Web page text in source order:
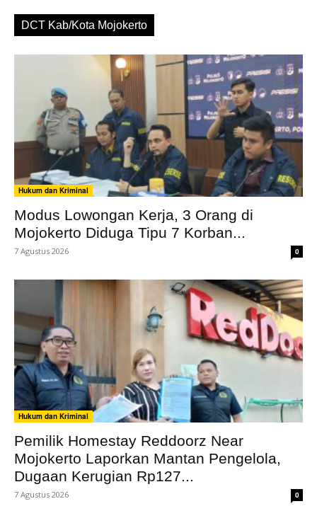
DCT Kab/Kota Mojokerto
Hukum dan Kriminal
Modus Lowongan Kerja, 3 Orang di
Mojokerto Diduga Tipu 7 Korban...
7 Agustus 2026 0
Hukum dan Kriminal
Pemilik Homestay Reddoorz Near
Mojokerto Laporkan Mantan Pengelola,
Dugaan Kerugian Rp127...
7 Agustus 2026 0